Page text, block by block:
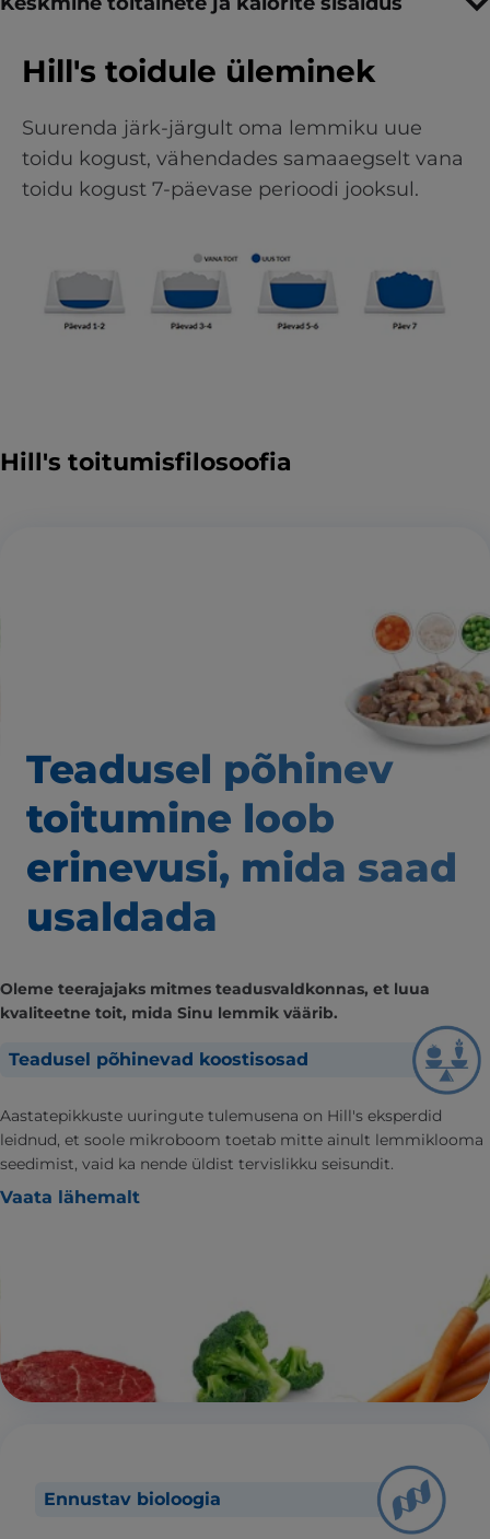
Hill's toidule üleminek
Suurenda järk-järgult oma lemmiku uue
toidu kogust, vähendades samaaegselt vana
toidu kogust 7-päevase perioodi jooksul.
Hill's toitumisfilosoofia
Teadusel põhinev
toitumine loob
erinevusi, mida saad
usaldada
Oleme teerajajaks mitmes teadusvaldkonnas, et luua
kvaliteetne toit, mida Sinu lemmik väärib.
Teadusel põhinevad koostisosad
Aastatepikkuste uuringute tulemusena on Hill's eksperdid
leidnud, et soole mikroboom toetab mitte ainult lemmiklooma
seedimist, vaid ka nende üldist tervislikku seisundit.
Vaata lähemalt
Ennustav bioloogia